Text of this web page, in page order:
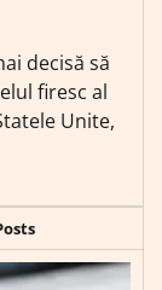
decisă să
firesc al
Unite,